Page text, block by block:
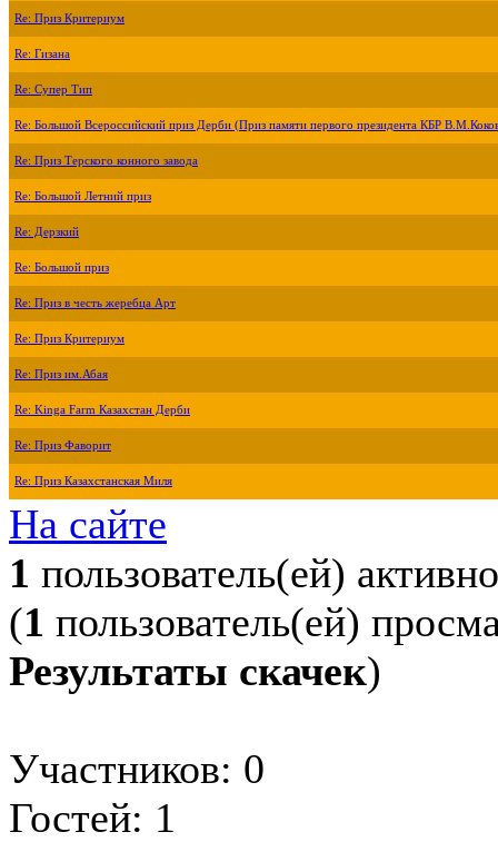
Re: Приз Критериум
Re: Гизана
Re: Супер Тип
Re: Большой Всероссийский приз Дерби (Приз памяти первого президента КБР
Re: Приз Терского конного завода
Re: Большой Летний приз
Re: Дерзкий
Re: Большой приз
Re: Приз в честь жеребца Арт
Re: Приз Критериум
Re: Приз им.Абая
Re: Kinga Farm Казахстан Дерби
Re: Приз Фаворит
Re: Приз Казахстанская Миля
На сайте
1 пользователь(ей) активно
(1 пользователь(ей)
Результаты скачек)
Участников: 0
Гостей: 1